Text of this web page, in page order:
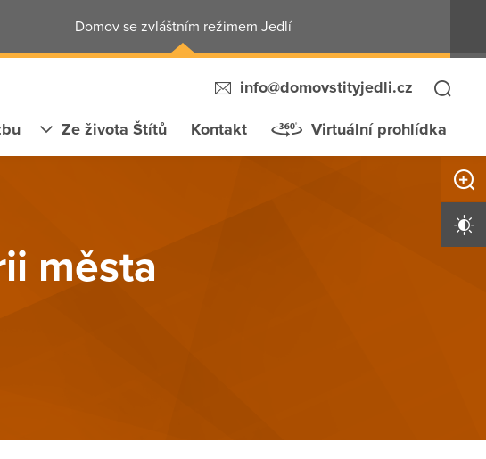
Domov se zvláštním režimem Jedlí
info@domovstityjedli.cz
Ze života Štítů Kontakt Virtuální prohlídka
města